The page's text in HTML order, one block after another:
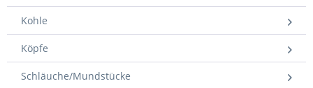
Kohle
Köpfe
Schläuche/Mundstücke